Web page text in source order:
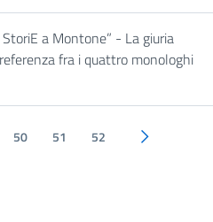
a Montone” - La giuria
fra i quattro monologhi
50 51 52
Pagina